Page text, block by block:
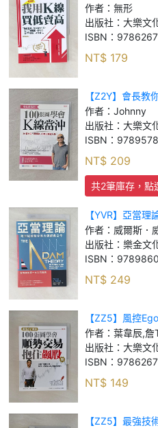
牛股、搭主力順
會！(熱銷再版)_
作者： 無形
出版社： 大樂文
ISBN：
NT$ 179
【Z2Y】會長
本金「穩穩賺」
作者： Johnny
出版社： 大樂文
ISBN：
NT$ 209
共2筆庫存，點
【YVR】亞當理
作者： 威爾斯．
出版社： 樂金文
ISBN：
NT$ 249
【ZZ5】風控
飆股： 自創「獵
利目標！（熱銷
作者： 葉韋辰,詹
出版社： 大樂文
ISBN：
NT$ 149
【ZZ5】最強技